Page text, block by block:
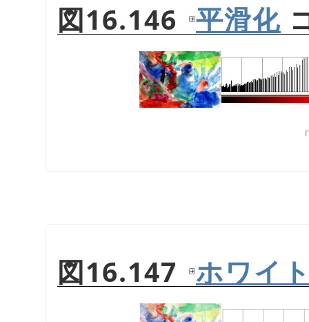
図16.146 平滑化
図16.147 ホワイ